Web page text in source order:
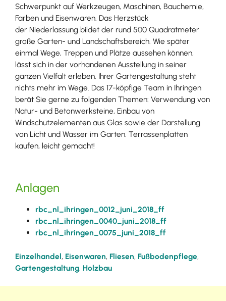
Schwerpunkt auf Werkzeugen, Maschinen, Bauchemie,
Farben und Eisenwaren. Das Herzstück
der Niederlassung bildet der rund 500 Quadratmeter
große Garten- und Landschaftsbereich. Wie später
einmal Wege, Treppen und Plätze aussehen können,
lässt sich in der vorhandenen Ausstellung in seiner
ganzen Vielfalt erleben. Ihrer Gartengestaltung steht
nichts mehr im Wege. Das 17-köpfige Team in Ihringen
berät Sie gerne zu folgenden Themen: Verwendung von
Natur- und Betonwerksteine, Einbau von
Windschutzelementen aus Glas sowie der Darstellung
von Licht und Wasser im Garten. Terrassenplatten
kaufen, leicht gemacht!
Anlagen
rbc_nl_ihringen_0012_juni_2018_ff
rbc_nl_ihringen_0040_juni_2018_ff
rbc_nl_ihringen_0075_juni_2018_ff
Einzelhandel, Eisenwaren, Fliesen, Fußbodenpflege,
Gartengestaltung, Holzbau